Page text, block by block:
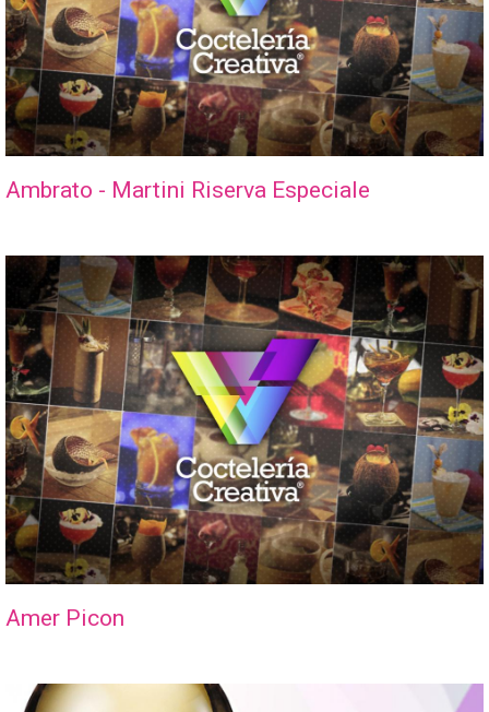
Ambrato - Martini Riserva Especiale
Amer Picon